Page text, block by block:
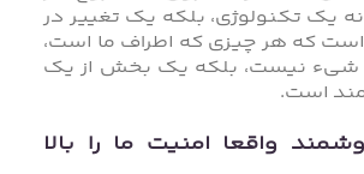
یک تکنولوژی، بلکه یک تغییر در
که هر چیزی که اطراف ما است،
نیست، بلکه یک بخش از یک
است.
واقعا امنیت ما را بالا